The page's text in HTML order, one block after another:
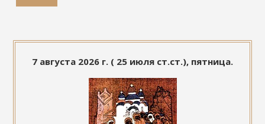
7 августа 2026 г. ( 25 июля ст.ст.), пятница.